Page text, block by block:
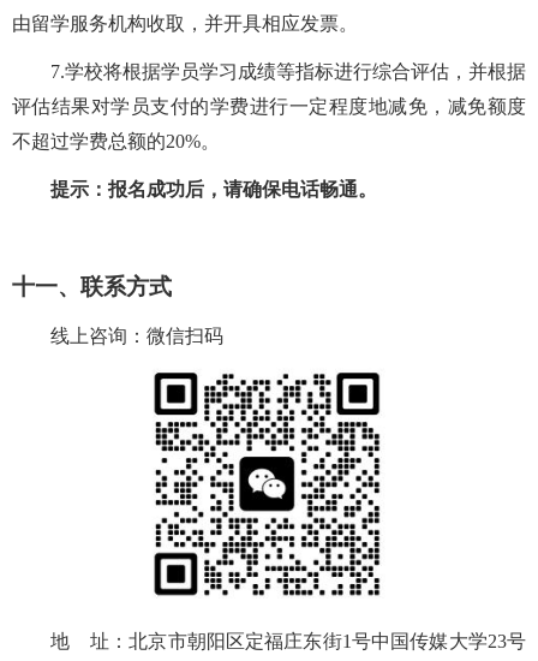
由留学服务机构收取，并开具相应发票。
7.学校将根据学员学习成绩等指标进行综合评估，并根据
评估结果对学员支付的学费进行一定程度地减免，减免额度
不超过学费总额的20%。
提示： 报名成功后 ，请确保电话畅通。
十一、联系方式
线上咨询：微信扫码
地 址：北京市朝阳区定福庄东街1号中国传媒大学23号